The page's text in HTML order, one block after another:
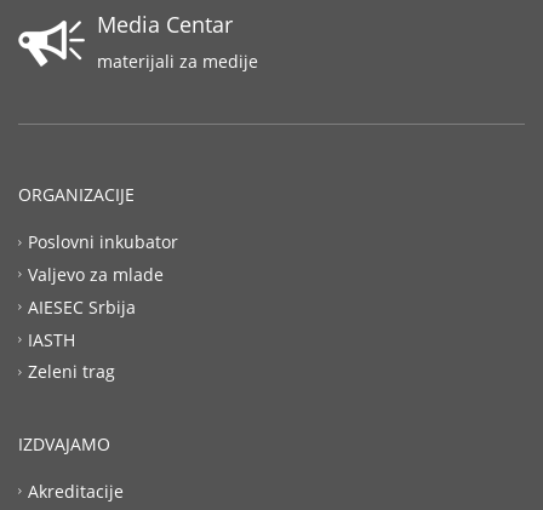
Media Centar
materijali za medije
ORGANIZACIJE
Poslovni inkubator
Valjevo za mlade
AIESEC Srbija
IASTH
Zeleni trag
IZDVAJAMO
Akreditacije